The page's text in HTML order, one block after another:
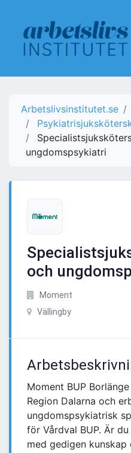
Arbetslivsinstitutet.se
ungdomspsykiatri
och
Moment
Vällingby
Moment BUP
Region Dalarna och
ungdomspsykiatrisk
för Vårdval BUP. Är
med gedigen